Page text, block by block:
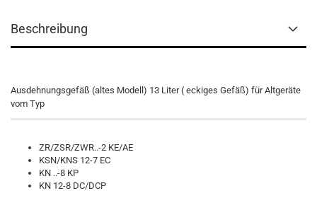
Beschreibung
Ausdehnungsgefäß (altes Modell) 13 Liter ( eckiges Gefäß) für Altgeräte
vom Typ
ZR/ZSR/ZWR..-2 KE/AE
KSN/KNS 12-7 EC
KN ..-8 KP
KN 12-8 DC/DCP